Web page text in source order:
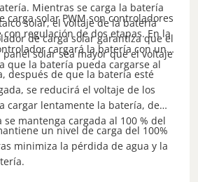
Mientras se carga la batería
solar, el voltaje de la batería
de carga solar garantiza que el
solar sea mayor que el voltaje
carga solar PWM son controladores
regulación de dos etapas. En la
cargará la batería con un
que la batería pueda cargarse al
después de que la batería esté
se reducirá el voltaje de los
cargar lentamente la batería, de
mantenga cargada al 100 % del
un nivel de carga del 100%
minimiza la pérdida de agua y la